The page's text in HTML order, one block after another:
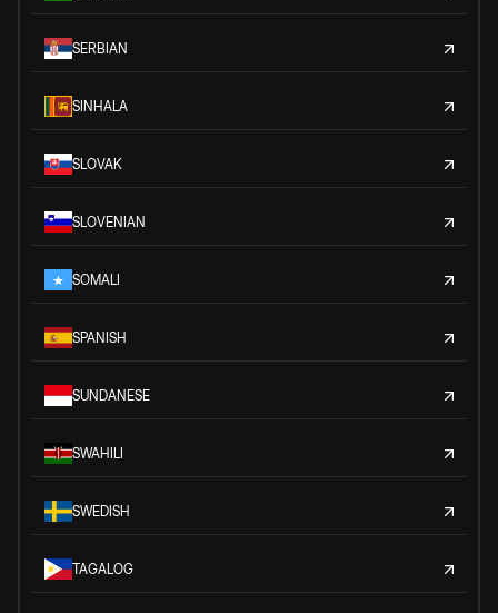
SERBIAN
SINHALA
SLOVAK
SLOVENIAN
SOMALI
SPANISH
SUNDANESE
SWAHILI
SWEDISH
TAGALOG